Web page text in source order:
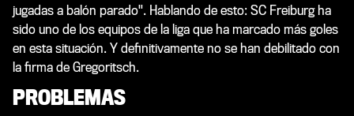
jugadas a balón parado". Hablando de esto: SC Freiburg ha
sido uno de los equipos de la liga que ha marcado más goles
en esta situación. Y definitivamente no se han debilitado con
la firma de Gregoritsch.
PROBLEMAS